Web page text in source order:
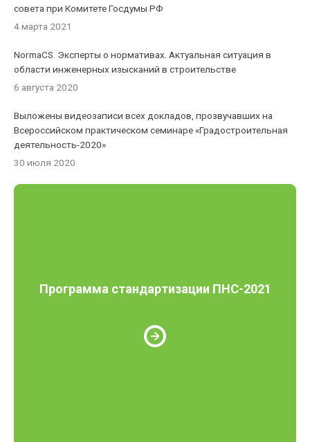
совета при Комитете Госдумы РФ
4 марта 2021
NormaCS. Эксперты о нормативах. Актуальная ситуация в
области инженерных изысканий в строительстве
6 августа 2020
Выложены видеозаписи всех докладов, прозвучавших на
Всероссийском практическом семинаре «Градостроительная
деятельность-2020»
30 июля 2020
Программа стандартизации ПНС-2021